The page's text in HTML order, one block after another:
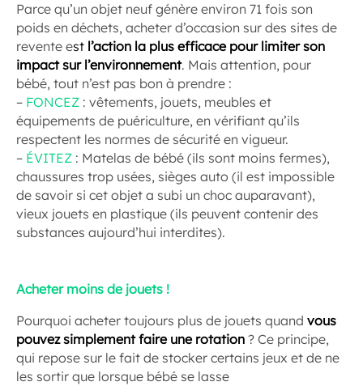
Parce qu’un objet neuf génère environ 71 fois son
poids en déchets, acheter d’occasion sur des sites de
revente est l’action la plus efficace pour limiter son
impact sur l’environnement. Mais attention, pour
bébé, tout n’est pas bon à prendre :
– FONCEZ : vêtements, jouets, meubles et
équipements de puériculture, en vérifiant qu’ils
respectent les normes de sécurité en vigueur.
– ÉVITEZ : Matelas de bébé (ils sont moins fermes),
chaussures trop usées, sièges auto (il est impossible
de savoir si cet objet a subi un choc auparavant),
vieux jouets en plastique (ils peuvent contenir des
substances aujourd’hui interdites).
Acheter moins de jouets !
Pourquoi acheter toujours plus de jouets quand vous
pouvez simplement faire une rotation ? Ce principe,
qui repose sur le fait de stocker certains jeux et de ne
les sortir que lorsque bébé se lasse